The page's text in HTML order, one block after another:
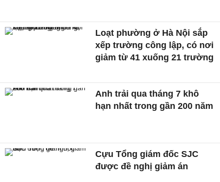
Loạt phường ở Hà Nội sắp
xếp trường công lập, có nơi
giảm từ 41 xuống 21 trường
Anh trải qua tháng 7 khô
hạn nhất trong gần 200 năm
Cựu Tổng giám đốc SJC
được đề nghị giảm án